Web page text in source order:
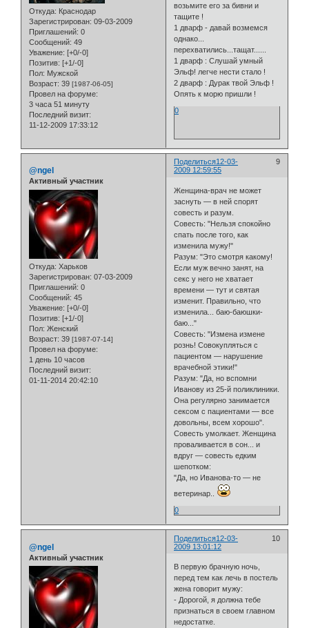
Откуда: Краснодар
Зарегистрирован: 09-03-2009
Приглашений: 0
Сообщений: 49
Уважение: [+0/-0]
Позитив: [+1/-0]
Пол: Мужской
Возраст: 39 [1987-06-05]
Провел на форуме:
3 часа 51 минуту
Последний визит:
11-12-2009 17:33:12
возьмите его за бивни и
тащите !
1 дварф - давай возмемся
однако...
перехватились...тащат......
1 дварф : Слушай умный
Эльф! легче нести стало !
2 дварф : Дурак твой Эльф !
Опять к морю пришли !
0
Поделиться 9
12-03-
2009 12:59:55
@ngel
Активный участник
Откуда: Харьков
Зарегистрирован: 07-03-2009
Приглашений: 0
Сообщений: 45
Уважение: [+0/-0]
Позитив: [+1/-0]
Пол: Женский
Возраст: 39 [1987-07-14]
Провел на форуме:
1 день 10 часов
Последний визит:
01-11-2014 20:42:10
Женщина-врач не может
заснуть — в ней спорят
совесть и разум.
Совесть: "Нельзя спокойно
спать после того, как
изменила мужу!"
Разум: "Это смотря какому!
Если муж вечно занят, на
секс у него не хватает
времени — тут и святая
изменит. Правильно, что
изменила... баю-баюшки-
баю..."
Совесть: "Измена измене
рознь! Совокупляться с
пациентом — нарушение
врачебной этики!"
Разум: "Да, но вспомни
Иванову из 25-й поликлиники.
Она регулярно занимается
сексом с пациентами — все
довольны, всем хорошо".
Совесть умолкает. Женщина
проваливается в сон... и
вдруг — совесть едким
шепотком:
"Да, но Иванова-то — не
ветеринар..
0
Поделиться 10
12-03-
2009 13:01:12
@ngel
Активный участник
В первую брачную ночь,
перед тем как лечь в постель
жена говорит мужу:
- Дорогой, я должна тебе
признаться в своем главном
недостатке.